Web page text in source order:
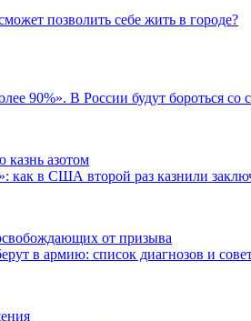
позволить себе жить в городе?
90%». В России будут бороться
как в США второй раз казнили
в армию: список диагнозов и